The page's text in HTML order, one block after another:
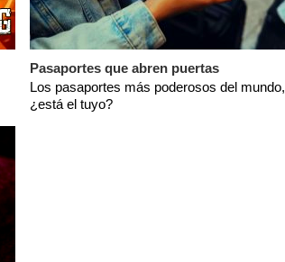
Pasaportes que abren puertas
Los pasaportes más poderosos del mundo,
¿está el tuyo?